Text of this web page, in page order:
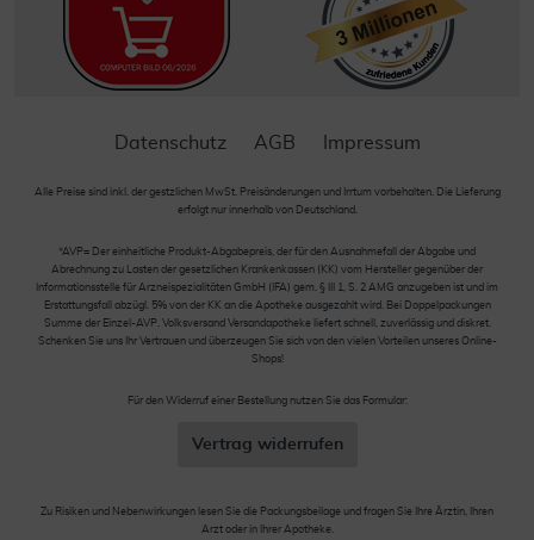
Datenschutz AGB Impressum
Alle Preise sind inkl. der gestzlichen MwSt. Preisänderungen und Irrtum vorbehalten. Die Lieferung
erfolgt nur innerhalb von Deutschland.
*AVP= Der einheitliche Produkt-Abgabepreis, der für den Ausnahmefall der Abgabe und
Abrechnung zu Lasten der gesetzlichen Krankenkassen (KK) vom Hersteller gegenüber der
Informationsstelle für Arzneispezialitäten GmbH (IFA) gem. § III 1, S. 2 AMG anzugeben ist und im
Erstattungsfall abzügl. 5% von der KK an die Apotheke ausgezahlt wird. Bei Doppelpackungen
Summe der Einzel-AVP. Volksversand Versandapotheke liefert schnell, zuverlässig und diskret.
Schenken Sie uns Ihr Vertrauen und überzeugen Sie sich von den vielen Vorteilen unseres Online-
Shops!
Für den Widerruf einer Bestellung nutzen Sie das Formular:
Vertrag widerrufen
Zu Risiken und Nebenwirkungen lesen Sie die Packungsbeilage und fragen Sie Ihre Ärztin, Ihren
Arzt oder in Ihrer Apotheke.